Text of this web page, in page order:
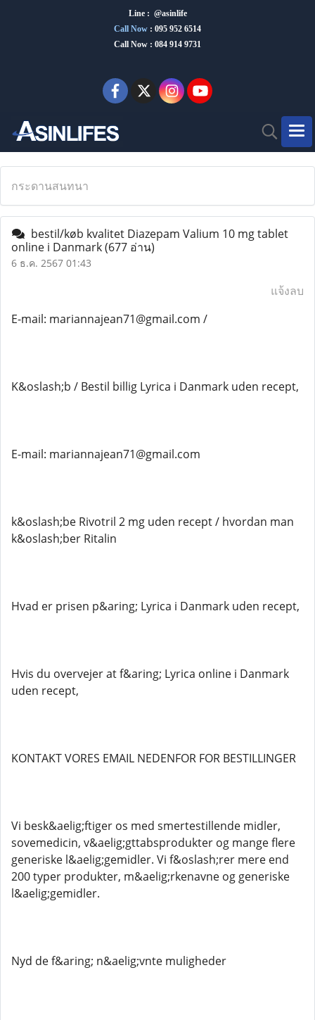
Line : @asinlife
Call Now : 095 952 6514
Call Now : 084 914 9731
กระดานสนทนา
bestil/køb kvalitet Diazepam Valium 10 mg tablet
online i Danmark(677 อ่าน)
6 ธ.ค. 2567 01:43
แจ้งลบ
E-mail: mariannajean71@gmail.com /
K&oslash;b / Bestil billig Lyrica i Danmark uden recept,
E-mail: mariannajean71@gmail.com
k&oslash;be Rivotril 2 mg uden recept / hvordan man
k&oslash;ber Ritalin
Hvad er prisen p&aring; Lyrica i Danmark uden recept,
Hvis du overvejer at f&aring; Lyrica online i Danmark
uden recept,
KONTAKT VORES EMAIL NEDENFOR FOR BESTILLINGER
Vi besk&aelig;ftiger os med smertestillende midler,
sovemedicin, v&aelig;gttabsprodukter og mange flere
generiske l&aelig;gemidler. Vi f&oslash;rer mere end
200 typer produkter, m&aelig;rkenavne og generiske
l&aelig;gemidler.
Nyd de f&aring; n&aelig;vnte muligheder